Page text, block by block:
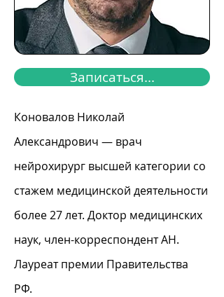
Записаться...
Коновалов Николай
Александрович — врач
нейрохирург высшей категории со
стажем медицинской деятельности
более 27 лет. Доктор медицинских
наук, член-корреспондент АН.
Лауреат премии Правительства
РФ.